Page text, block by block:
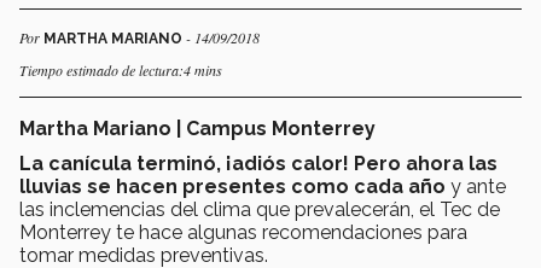
Por MARTHA MARIANO - 14/09/2018
Tiempo estimado de lectura:4 mins
Martha Mariano | Campus Monterrey
La canícula terminó, ¡adiós calor! Pero ahora las
lluvias se hacen presentes como cada año y ante
las inclemencias del clima que prevalecerán, el Tec de
Monterrey te hace algunas recomendaciones para
tomar medidas preventivas.